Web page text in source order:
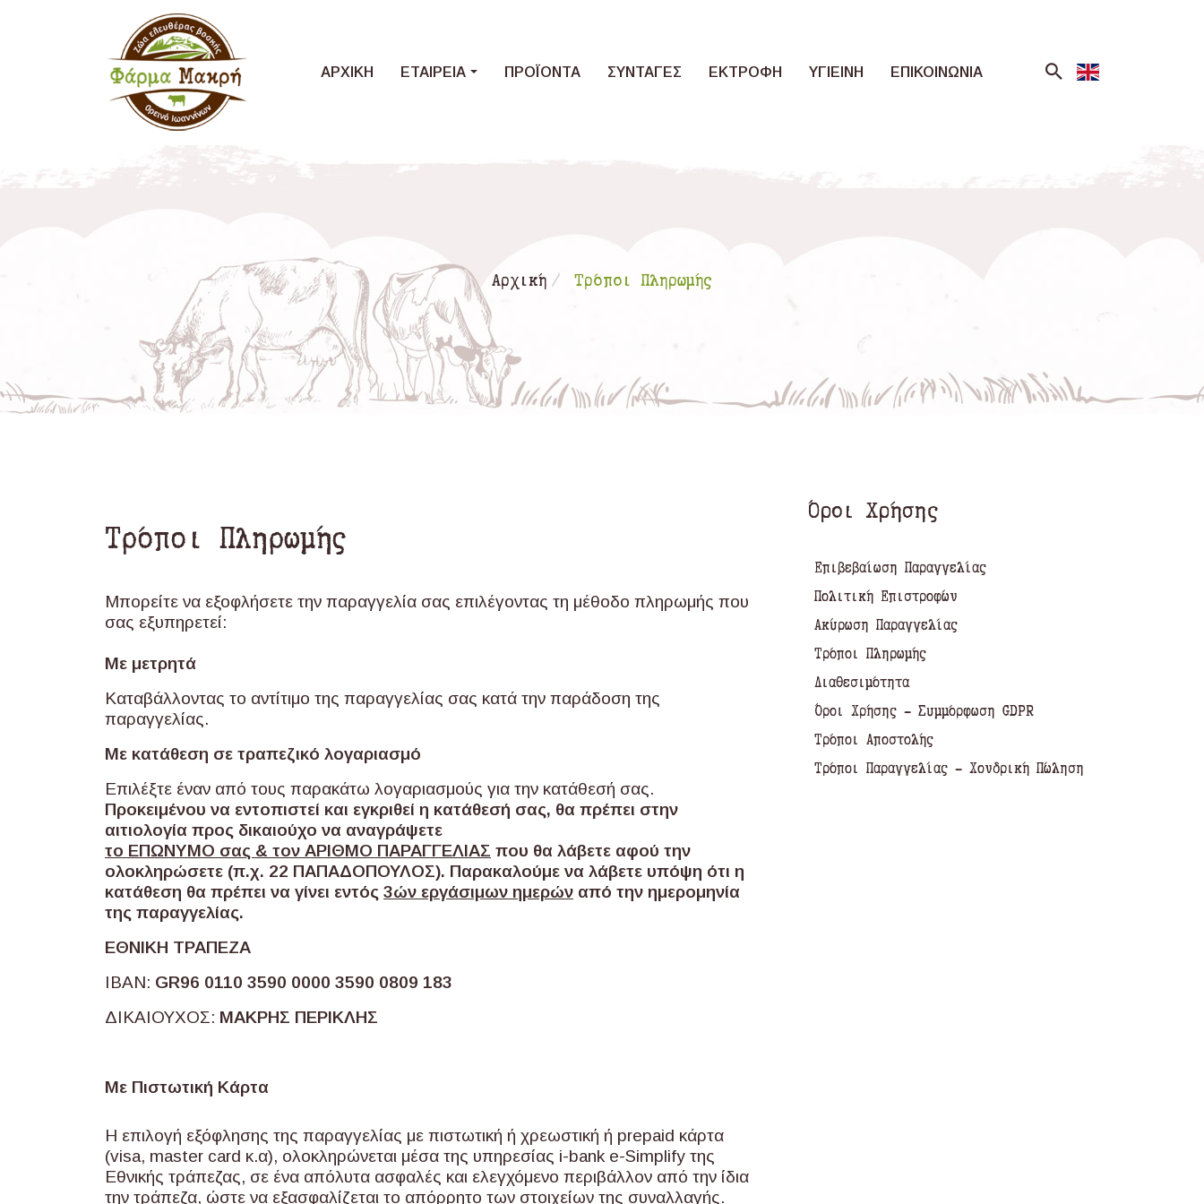
ΑΡΧΙΚΗ ΕΤΑΙΡΕΙΑ ΠΡΟΪΟΝΤΑ ΣΥΝΤΑΓΕΣ ΕΚΤΡΟΦΗ ΥΓΙΕΙΝΗ ΕΠΙΚΟΙΝΩΝΙΑ
Αρχική Τρόποι Πληρωμής
Τρόποι Πληρωμής
Μπορείτε να εξοφλήσετε την παραγγελία σας επιλέγοντας τη μέθοδο πληρωμής που
σας εξυπηρετεί:
Με μετρητά
Καταβάλλοντας το αντίτιμο της παραγγελίας σας κατά την παράδοση της
παραγγελίας.
Με κατάθεση σε τραπεζικό λογαριασμό
Επιλέξτε έναν από τους παρακάτω λογαριασμούς για την κατάθεσή σας.
Προκειμένου να εντοπιστεί και εγκριθεί η κατάθεσή σας, θα πρέπει στην
αιτιολογία προς δικαιούχο να αναγράψετε
το ΕΠΩΝΥΜΟ σας & τον ΑΡΙΘΜΟ ΠΑΡΑΓΓΕΛΙΑΣ που θα λάβετε αφού την
ολοκληρώσετε (π.χ. 22 ΠΑΠΑΔΟΠΟΥΛΟΣ). Παρακαλούμε να λάβετε υπόψη ότι η
κατάθεση θα πρέπει να γίνει εντός 3ών εργάσιμων ημερών από την ημερομηνία
της παραγγελίας.
ΕΘΝΙΚΗ ΤΡΑΠΕΖΑ
IBAN: GR96 0110 3590 0000 3590 0809 183
ΔΙΚΑΙΟΥΧΟΣ: ΜΑΚΡΗΣ ΠΕΡΙΚΛΗΣ
Με Πιστωτική Κάρτα
Η επιλογή εξόφλησης της παραγγελίας με πιστωτική ή χρεωστική ή prepaid κάρτα
(visa, master card κ.α), ολοκληρώνεται μέσα της υπηρεσίας i-bank e-Simplify της
Εθνικής τράπεζας, σε ένα απόλυτα ασφαλές και ελεγχόμενο περιβάλλον από την ίδια
την τράπεζα, ώστε να εξασφαλίζεται το απόρρητο των στοιχείων της συναλλαγής.
Όροι Χρήσης
Επιβεβαίωση Παραγγελίας
Πολιτική Επιστροφών
Ακύρωση Παραγγελίας
Τρόποι Πληρωμής
Διαθεσιμότητα
Όροι Χρήσης - Συμμόρφωση GDPR
Τρόποι Αποστολής
Τρόποι Παραγγελίας - Χονδρική Πώληση